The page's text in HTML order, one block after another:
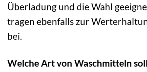
Überladung und die Wahl
tragen ebenfalls zur
bei.
Welche Art von Waschmitteln